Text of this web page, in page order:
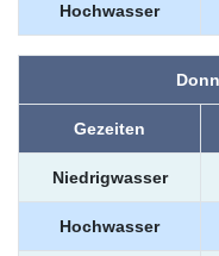
Hochwasser
Gezeiten
Niedrigwasser
Hochwasser